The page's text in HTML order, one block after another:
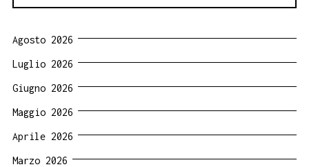
Agosto 2026
Luglio 2026
Giugno 2026
Maggio 2026
Aprile 2026
Marzo 2026